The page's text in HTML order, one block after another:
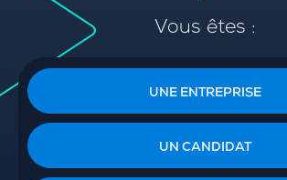
Vous êtes :
UNE ENTREPRISE
UN CANDIDAT